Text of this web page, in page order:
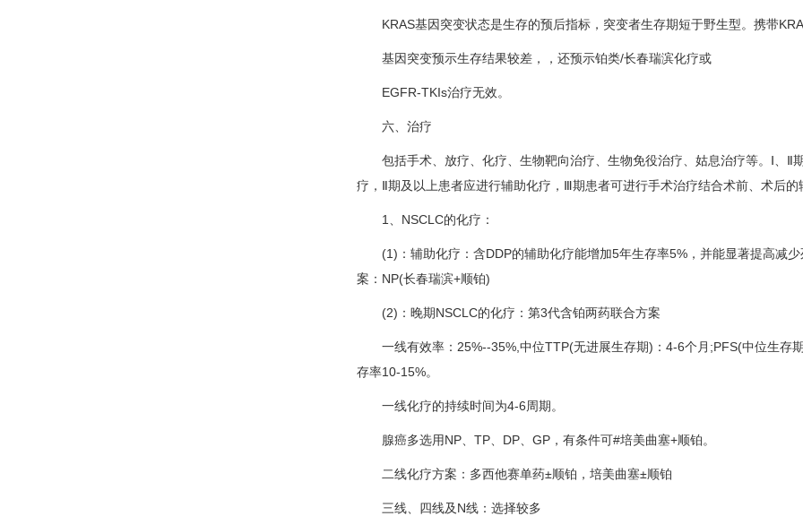
KRAS基因突变状态是生存的预后指标，突变者生存期短于野生型。携带
基因突变预示生存结果较差，，还预示铂类/长春瑞滨化疗或
EGFR-TKIs治疗无效。
六、治疗
包括手术、放疗、化疗、生物靶向治疗、生物免役治疗、姑息治疗等。Ⅰ、Ⅱ
疗，Ⅱ期及以上患者应进行辅助化疗，Ⅲ期患者可进行手术治疗结合术前、术后的
1、NSCLC的化疗：
(1)：辅助化疗：含DDP的辅助化疗能增加5年生存率5%，并能显著提高减少
案：NP(长春瑞滨+顺铂)
(2)：晚期NSCLC的化疗：第3代含铂两药联合方案
一线有效率：25%--35%,中位TTP(无进展生存期)：4-6个月;PFS(中位生存
存率10-15%。
一线化疗的持续时间为4-6周期。
腺癌多选用NP、TP、DP、GP，有条件可#培美曲塞+顺铂。
二线化疗方案：多西他赛单药±顺铂，培美曲塞±顺铂
三线、四线及N线：选择较多